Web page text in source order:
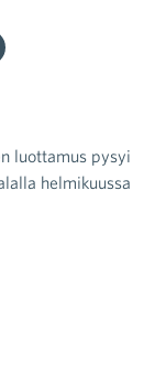
luottamus pysyi
helmikuussa